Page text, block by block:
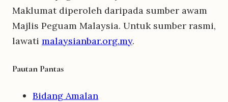
Maklumat diperoleh daripada sumber awam
Majlis Peguam Malaysia. Untuk sumber rasmi,
lawati malaysianbar.org.my.
Pautan Pantas
Bidang Amalan